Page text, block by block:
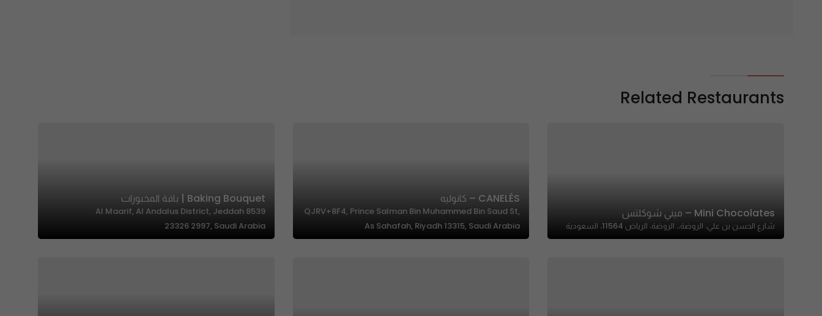
Related Restaurants
Mini Chocolates – ميني شوكلتس
شارع الحسن بن علي، الروضة،، الروضة، الرياض 11564، السعودية
CANELÉS – كانوليه
QJRV+8F4, Prince Salman Bin Muhammed Bin Saud St,
As Sahafah, Riyadh 13315, Saudi Arabia
Baking Bouquet | باقة المخبوزات
8539 Al Maarif, Al Andalus District, Jeddah
23326 2997, Saudi Arabia